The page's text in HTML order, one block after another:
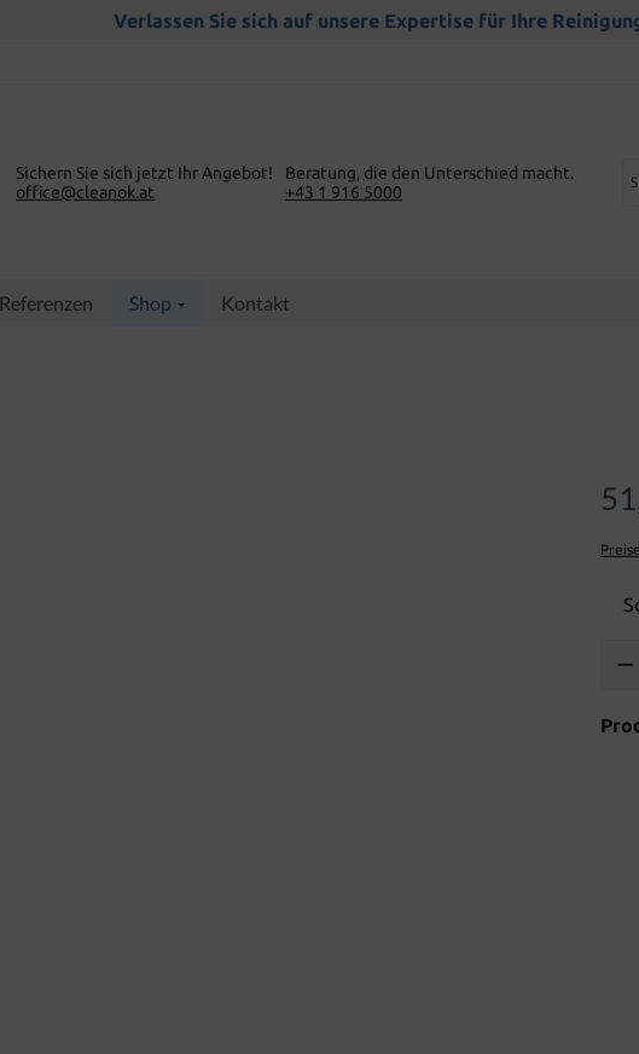
Verlassen Sie sich auf unsere Expertise für Ihre
Sichern Sie sich jetzt Ihr Angebot!
office@cleanok.at
Beratung, die den Unterschied macht.
+43 1 916 5000
Referenzen Shop Kontakt